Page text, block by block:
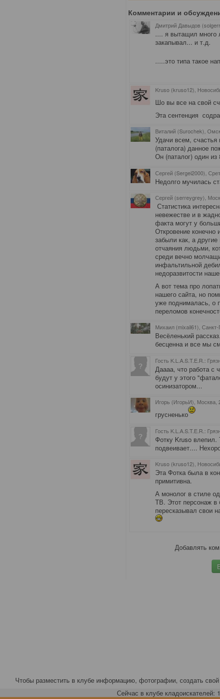
Комментарии и
Дмитрий Давыдов
.... я вытащил много
закапывал... и т.д.
.....это типа такое
Kruso (kruso12),
Шо вы все на свой
Эта сентенция
Виталий (Surochek),
Удачи всем, счастья
(паталога) данное
Он (паталог) один из
Сергей (Sergei2000),
Недолго мучилась
Сергей (serreygrey),
Статистика
невежестве и в
факта могут у
Откровение
забыли как, а
отчаяния людьми,
среди вечно
инфальтильной
недоразвитости
А вот тема про
нашего сайта, но
уже поднималась, о
переломов
Михаил (mixail61), Санкт-
Весёленький
бесценна и все мы
Гость K.L.A.S.T.E.R.:
Даааа, что работа с
будут у этого
осинизатором...
Игорь (ИгорьИ), Москва
грусненько
Гость K.L.A.S.T.E.R.:
Фотку Kruso влепил.
подвеивает....
Kruso (kruso12),
Эта Фотка была в
примитивна.
А монолог в стиле
ТВ. Этот персонаж
пересказывал свои
Добавлять
Чтобы разместить в клубе информацию, фотографии, создать свой
Сейчас в клубе кладоискателей: